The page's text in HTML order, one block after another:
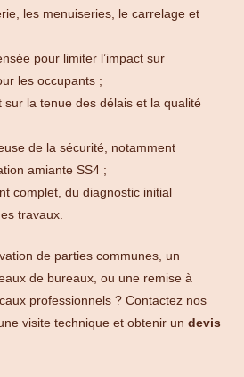
les menuiseries, le carrelage et
pour limiter l’impact sur
les occupants ;
sur la tenue des délais et la qualité
de la sécurité, notamment
amiante SS4 ;
complet, du diagnostic initial
travaux.
de parties communes, un
de bureaux, ou une remise à
professionnels ? Contactez nos
visite technique et obtenir un devis